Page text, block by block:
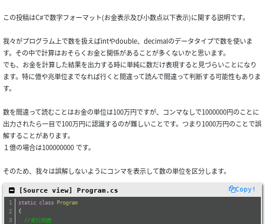
この投稿はC#で数字フォーマット(お金表示及び小数点以下表示)に関する説明です。
我々がプログラム上で数を扱えばintやdouble、decimalのデータタイプで数を使いま
す。その中で計算はおそらくお金と関係があることが多くないかと思います。
でも、お金を計算した結果を出力する時に単純に数だけ表現すると見づらいことになり
ます。特に億や兆単位までなれば行くと間違って読んで間違って判断する可能性もありま
す。
数を間違って読むことはお金の単位は100万円ですが、コンマなしで1000000円のことに
出力されたら一目で100万円に認識するのが難しいことです。つまり1000万円のことで誤
解することがあります。
１億の場合は100000000 です。
そのため、我々は誤解しないようにコンマを表示して数の単位を区分します。
Copy!
[Source view] Program.cs
static class Program
{
//実行関数